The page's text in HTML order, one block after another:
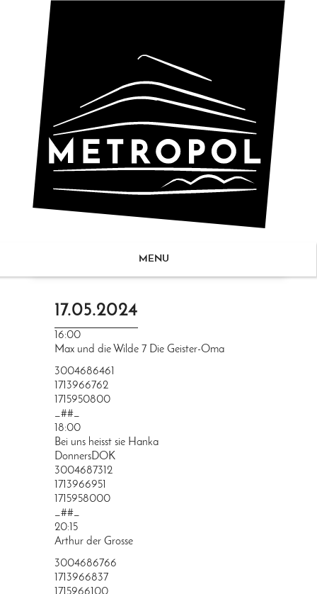
MENU
17.05.2024
16:00
Max und die Wilde 7 Die Geister-Oma
3004686461
1713966762
1715950800
_##_
18:00
Bei uns heisst sie Hanka
DonnersDOK
3004687312
1713966951
1715958000
_##_
20:15
Arthur der Grosse
3004686766
1713966837